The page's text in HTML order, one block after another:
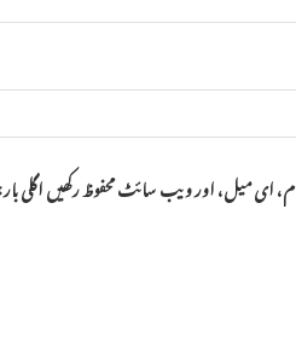
ای میل، اور ویب سائٹ محفوظ رکھیں اگلی